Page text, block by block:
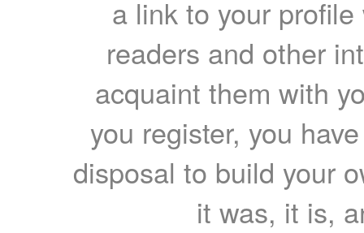
a link to your
readers and other
acquaint them with
you register, you
disposal to build your
it was, it is,